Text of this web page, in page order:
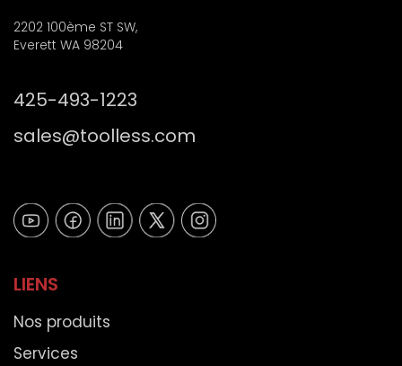
2202 100ème ST SW,
Everett WA 98204
425-493-1223
sales@toolless.com
LIENS
Nos produits
Services